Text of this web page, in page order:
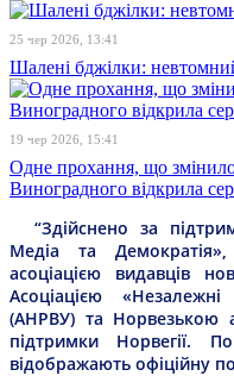
25 чер 2026, 13:41
Шалені бджілки:
19 чер 2026, 15:41
Одне прохання, що
Виноградного відкрила
“Здійснено за
Медіа та
асоціацією видавців
Асоціацією
(АНРВУ) та Норвезькою
підтримки Норвегії.
відображають офіційну